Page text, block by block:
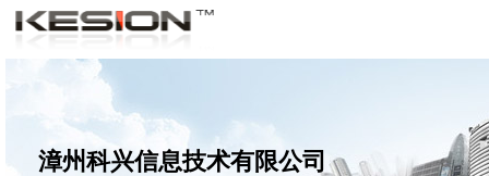
漳州科兴信息技术有限公司